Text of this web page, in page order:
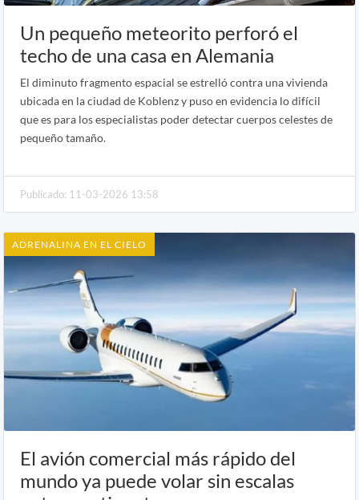
Un pequeño meteorito perforó el
techo de una casa en Alemania
El diminuto fragmento espacial se estrelló contra una vivienda
ubicada en la ciudad de Koblenz y puso en evidencia lo difícil
que es para los especialistas poder detectar cuerpos celestes de
pequeño tamaño.
Publicado: 11-03-2026 13:58
ADRENALINA EN EL CIELO
El avión comercial más rápido del
mundo ya puede volar sin escalas